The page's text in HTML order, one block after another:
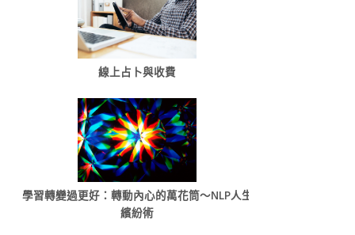
線上占卜與收費
學習轉變過更好：轉動內心的萬花筒～NLP人生
繽紛術